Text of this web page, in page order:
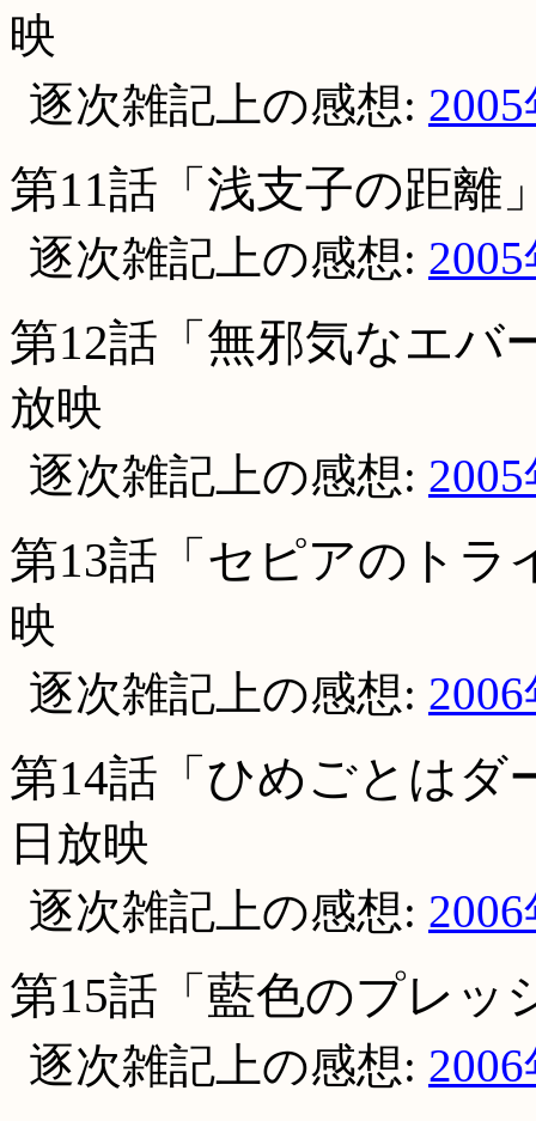
映
逐次雑記上の感想:
第11話「浅支子の距離
逐次雑記上の感想:
第12話「無邪気なエバ
放映
逐次雑記上の感想:
第13話「セピアのトラ
映
逐次雑記上の感想:
第14話「ひめごとはダ
日放映
逐次雑記上の感想:
第15話「藍色のプレッ
逐次雑記上の感想: